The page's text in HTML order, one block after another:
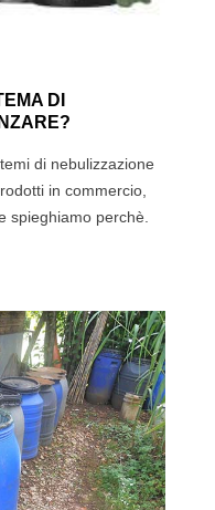
DI
di nebulizzazione
in commercio,
spieghiamo perchè.